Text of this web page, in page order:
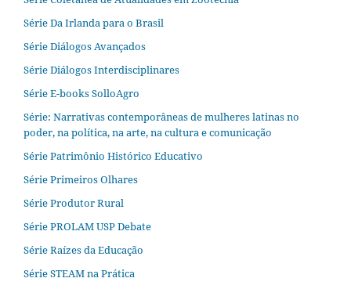
Série Da Irlanda para o Brasil
Série Diálogos Avançados
Série Diálogos Interdisciplinares
Série E-books SolloAgro
Série: Narrativas contemporâneas de mulheres latinas no
poder, na política, na arte, na cultura e comunicação
Série Patrimônio Histórico Educativo
Série Primeiros Olhares
Série Produtor Rural
Série PROLAM USP Debate
Série Raízes da Educação
Série STEAM na Prática